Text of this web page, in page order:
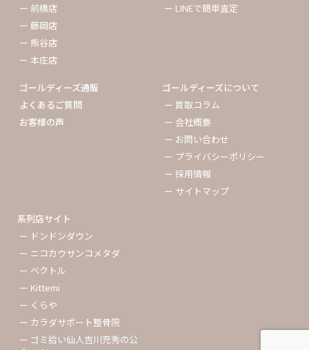
ー 前橋店
ー 藤岡店
ー 熊谷店
ー 本庄店
ー LINEで簡単査定
ゴールディーズ通販
よくあるご質問
お客様の声
ゴールディーズについて
ー 買取コラム
ー 会社概要
ー お問い合わせ
ー プライバシーポリシー
ー 採用情報
ー サイトマップ
系列店サイト
ー ドンドンダウン
ー ニコカウサンコメタダ
ー ベクトル
ー Kittemi
ー くらや
ー カラダサポート整骨院
ー ゴミ拾い仙人吉川充秀の公